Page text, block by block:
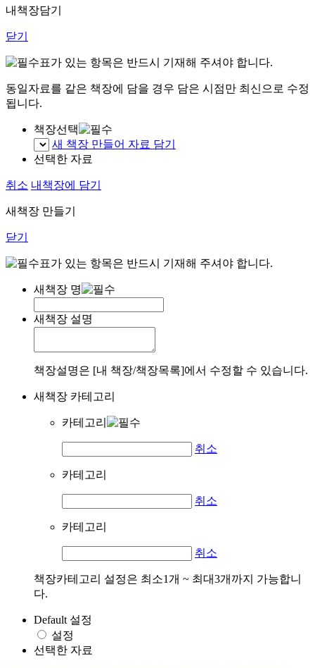
내책장담기
닫기
표가 있는 항목은 반드시 기재해 주셔야 합니다.
동일자료를 같은 책장에 담을 경우 담은 시점만 최신으로 수정
됩니다.
책장선택
새 책장 만들어 자료 담기
선택한 자료
취소 내책장에 담기
새책장 만들기
닫기
표가 있는 항목은 반드시 기재해 주셔야 합니다.
새책장 명
새책장 설명
책장설명은 [내 책장/책장목록]에서 수정할 수 있습니다.
새책장 카테고리
카테고리
취소
카테고리
취소
카테고리
취소
책장카테고리 설정은 최소1개 ~ 최대3개까지 가능합니
다.
Default 설정
설정
선택한 자료